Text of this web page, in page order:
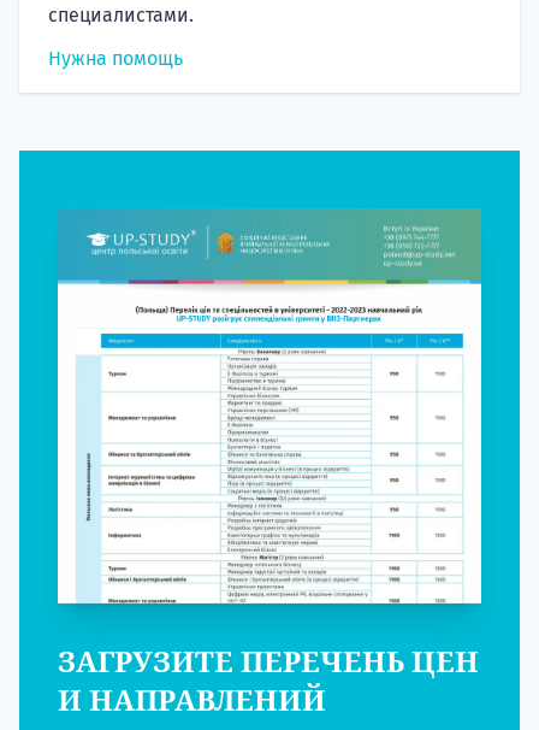
специалистами.
Нужна помощь
ЗАГРУЗИТЕ ПЕРЕЧЕНЬ ЦЕН
И НАПРАВЛЕНИЙ